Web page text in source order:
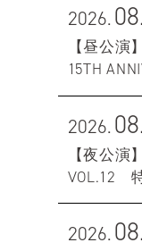
2026.
【昼公
15TH
2026.
【夜公
VOL.12
2026.